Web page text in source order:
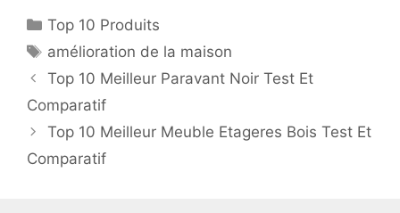
Top 10 Produits
amélioration de la maison
Top 10 Meilleur Paravant Noir Test Et
Comparatif
Top 10 Meilleur Meuble Etageres Bois Test Et
Comparatif